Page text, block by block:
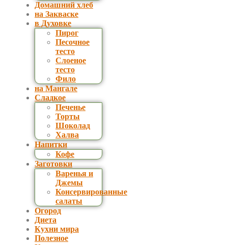
Домашний хлеб
на Закваске
в Духовке
Пирог
Песочное
тесто
Слоеное
тесто
Фило
на Мангале
Сладкое
Печенье
Торты
Шоколад
Халва
Напитки
Кофе
Заготовки
Варенья и
Джемы
Консервированные
салаты
Огород
Диета
Кухни мира
Полезное